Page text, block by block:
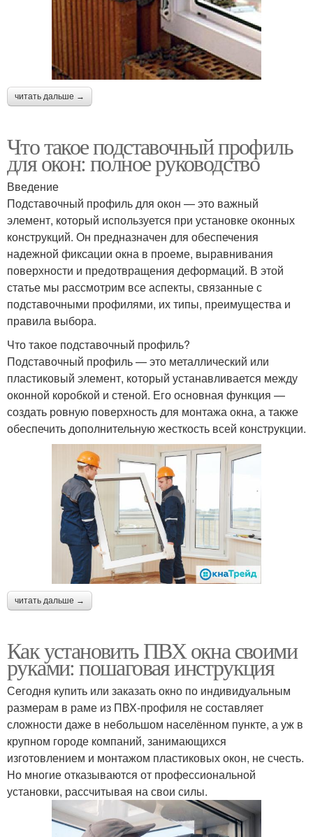
читать дальше →
Что такое подставочный профиль
для окон: полное руководство
Введение
Подставочный профиль для окон — это важный
элемент, который используется при установке оконных
конструкций. Он предназначен для обеспечения
надежной фиксации окна в проеме, выравнивания
поверхности и предотвращения деформаций. В этой
статье мы рассмотрим все аспекты, связанные с
подставочными профилями, их типы, преимущества и
правила выбора.
Что такое подставочный профиль?
Подставочный профиль — это металлический или
пластиковый элемент, который устанавливается между
оконной коробкой и стеной. Его основная функция —
создать ровную поверхность для монтажа окна, а также
обеспечить дополнительную жесткость всей конструкции.
читать дальше →
Как установить ПВХ окна своими
руками: пошаговая инструкция
Сегодня купить или заказать окно по индивидуальным
размерам в раме из ПВХ-профиля не составляет
сложности даже в небольшом населённом пункте, а уж в
крупном городе компаний, занимающихся
изготовлением и монтажом пластиковых окон, не счесть.
Но многие отказываются от профессиональной
установки, рассчитывая на свои силы.